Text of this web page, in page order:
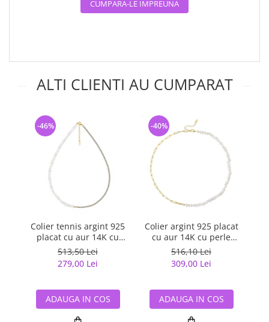
CUMPARA-LE IMPREUNA
ALTI CLIENTI AU CUMPARAT
Colier tennis argint 925
placat cu aur 14K cu
perle si zirconiu
513,50 Lei
279,00 Lei
-46%
ADAUGA IN COS
Colier argint 925 placat
cu aur 14K cu perle
naturale
516,10 Lei
309,00 Lei
-40%
ADAUGA IN COS